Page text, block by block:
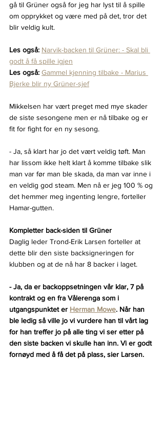
gå til Grüner også for jeg har lyst til å spille
om opprykket og være med på det, tror det
blir veldig kult.
Les også: Narvik-backen til Grüner: - Skal bli
godt å få spille igjen
Les også: Gammel kjenning tilbake - Marius
Bjerke blir ny Grüner-sjef
Mikkelsen har vært preget med mye skader
de siste sesongene men er nå tilbake og er
fit for fight for en ny sesong.
- Ja, så klart har jo det vært veldig tøft. Man
har lissom ikke helt klart å komme tilbake slik
man var før man ble skada, da man var inne i
en veldig god steam. Men nå er jeg 100 % og
det hemmer meg ingenting lengre, forteller
Hamar-gutten.
Kompletter back-siden til Grüner
Daglig leder Trond-Erik Larsen forteller at
dette blir den siste backsigneringen for
klubben og at de nå har 8 backer i laget.
- Ja, da er backoppsetningen vår klar, 7 på
kontrakt og en fra Vålerenga som i
utgangspunktet er Herman Mowe. Når han
ble ledig så ville jo vi vurdere han til vårt lag
for han treffer jo på alle ting vi ser etter på
den siste backen vi skulle han inn. Vi er godt
fornøyd med å få det på plass, sier Larsen.